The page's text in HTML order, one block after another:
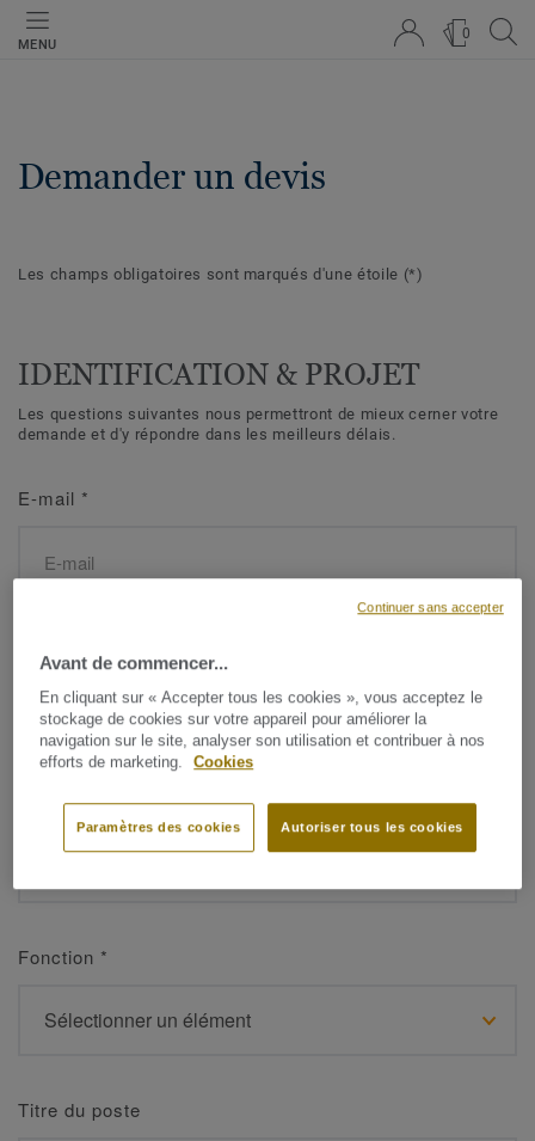
MENU
0
Demander un devis
Les champs obligatoires sont marqués d'une étoile (*)
IDENTIFICATION & PROJET
Les questions suivantes nous permettront de mieux cerner votre
demande et d'y répondre dans les meilleurs délais.
E-mail *
Prénom *
Nom de famille*
Fonction *
Titre du poste
Avant de commencer...
En cliquant sur « Accepter tous les cookies », vous acceptez le
stockage de cookies sur votre appareil pour améliorer la
navigation sur le site, analyser son utilisation et contribuer à nos
efforts de marketing.
Cookies
Autoriser tous les cookies
Paramètres des cookies
Continuer sans accepter